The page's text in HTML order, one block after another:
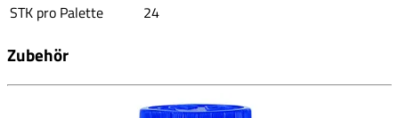
STK pro Palette
24
Zubehör